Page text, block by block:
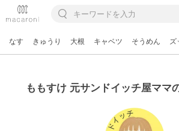
なす きゅうり 大根 キャベツ そうめん ズ
ももすけ 元サンドイッチ屋ママ